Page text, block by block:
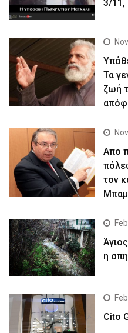
3/11,
Τα
ζωή
Απο
τον
η
Cito